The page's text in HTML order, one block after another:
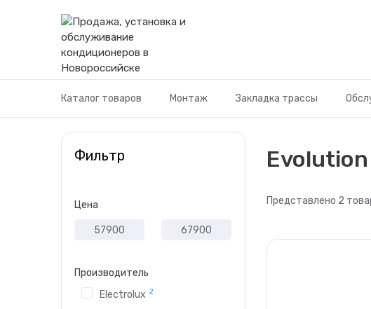
содержимому
Каталог товаров Монтаж Закладка трассы
Evolution
Представлено 2
Фильтр
Цена
Производитель
Electrolux 2